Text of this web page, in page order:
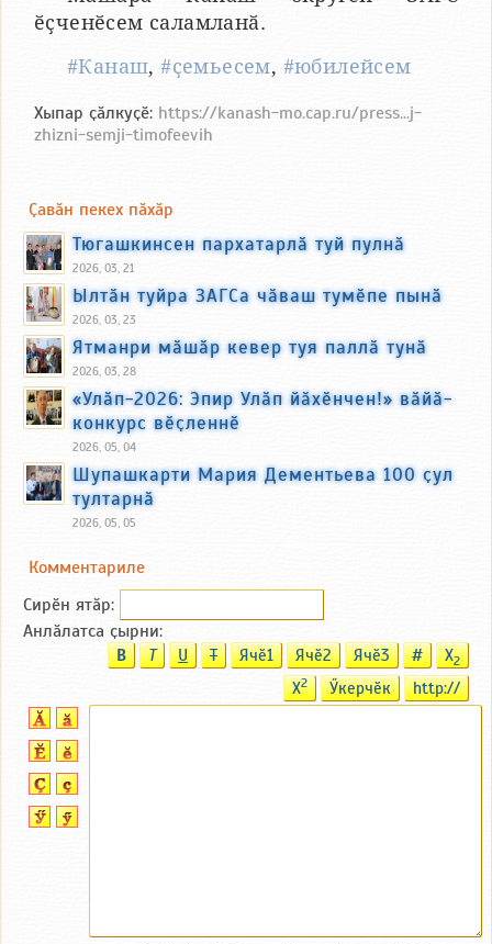
ӗҫченӗсем саламланӑ.
#Канаш,#ҫемьесем, #юбилейсем
Хыпар ҫӑлкуҫӗ: https://kanash-mo.cap.ru/press...j-
zhizni-semji-timofeevih
Ҫавӑн пекех пӑхӑр
Тюгашкинсен пархатарлӑ туй пулнӑ
2026, 03, 21
Ылтӑн туйра ЗАГСа чӑваш тумӗпе пынӑ
2026, 03, 23
Ятманри мӑшӑр кевер туя паллӑ тунӑ
2026, 03, 28
«Улӑп-2026: Эпир Улӑп йӑхӗнчен!» вӑйӑ-
конкурс вӗҫленнӗ
2026, 05, 04
Шупашкарти Мария Дементьева 100 ҫул
тултарнӑ
2026, 05, 05
Комментариле
Сирӗн ятӑp:
Анлӑлатса ҫырни:
B T U T Ячӗ1 Ячӗ2 Ячӗ3 # X2
X2 Ӳкерчӗк http://